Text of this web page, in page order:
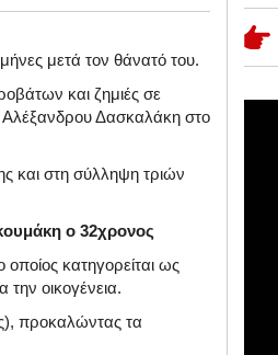
μετά τον θάνατό του.
και ζημιές σε
Αλέξανδρου Δασκαλάκη στο
και στη σύλληψη τριών
ο 32χρονος
κατηγορείται ως
οικογένεια.
προκαλώντας τα